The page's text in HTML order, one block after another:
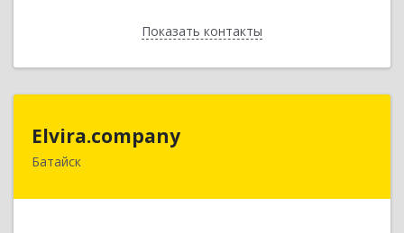
Показать контакты
Назад
Elvira.company
Батайск